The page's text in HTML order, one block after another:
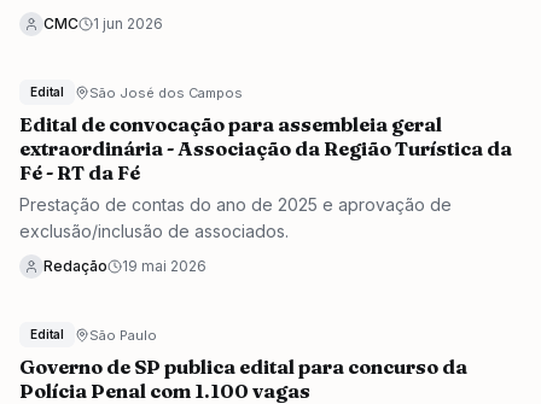
CMC 1 jun 2026
Edital São José dos Campos
Edital de convocação para assembleia geral
extraordinária - Associação da Região Turística da
Fé - RT da Fé
Prestação de contas do ano de 2025 e aprovação de
exclusão/inclusão de associados.
Redação 19 mai 2026
Edital São Paulo
Governo de SP publica edital para concurso da
Polícia Penal com 1.100 vagas